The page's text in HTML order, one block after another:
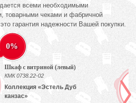
всеми необходимыми
товарными чеками и фабричной
гарантия надежности Вашей покупки.
0%
Шкаф с витриной (левый)
КМК 0738.22-02
Коллекция «Эстель Дуб
канзас»